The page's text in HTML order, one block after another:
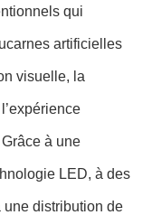
qui
artificielles
visuelle, la
à une
LED, à des
une distribution de